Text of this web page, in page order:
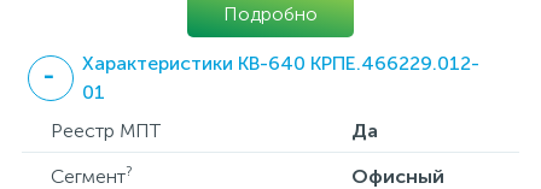
Подробно
Характеристики KB-640 КРПЕ.466229.012-
01
Реестр МПТ
Да
Сегмент?
Офисный